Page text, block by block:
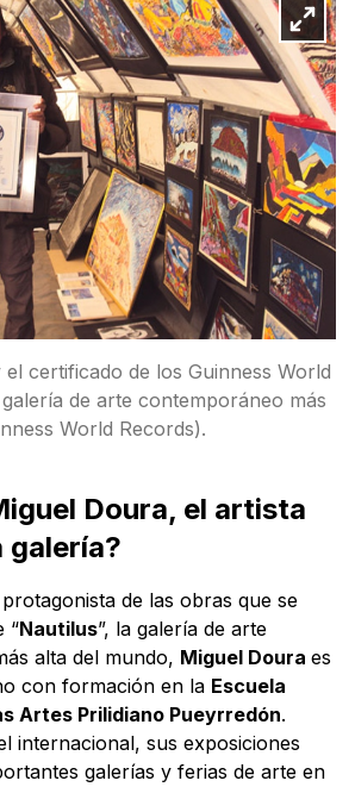
certificado de los Guinness World
de arte contemporáneo más
World Records).
Doura, el artista
galería?
de las obras que se
“Nautilus”, la galería de arte
alta del mundo, Miguel Doura es
con formación en la Escuela
Artes Prilidiano Pueyrredón.
internacional, sus exposiciones
galerías y ferias de arte en